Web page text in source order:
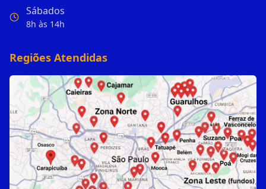
Sábados
8h às 14h
Regiões Atendidas